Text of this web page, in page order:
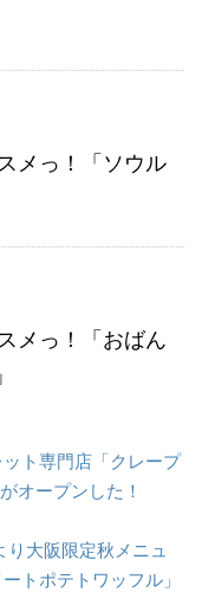
メっ！「ソウル
メっ！「おばん
ト専門店「クレープ
オープンした！
大阪限定秋メニュ
トポテトワッフル」